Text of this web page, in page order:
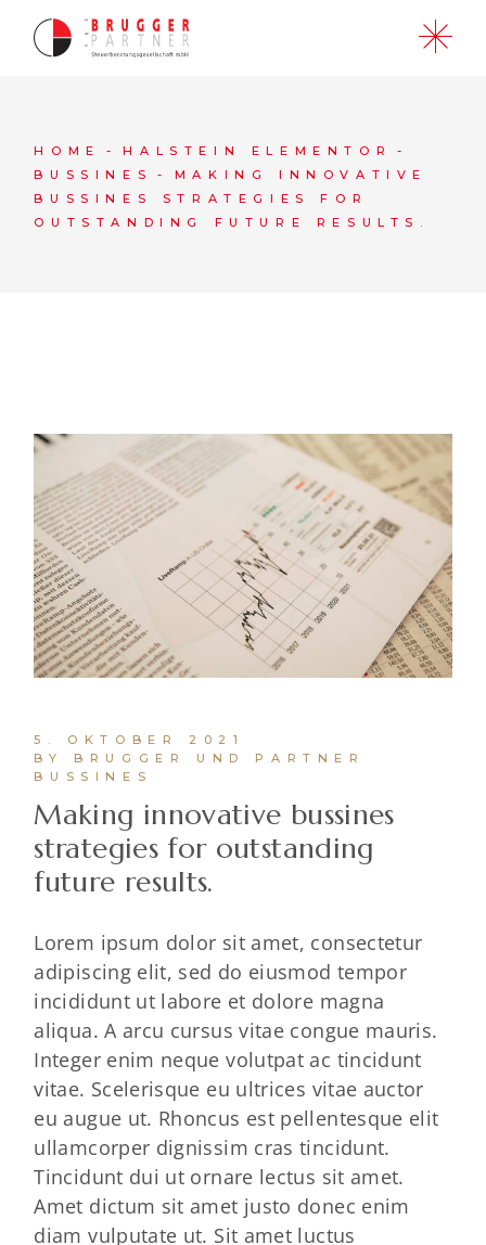
HOME
HALSTEIN ELEMENTOR
BUSSINES
MAKING INNOVATIVE
BUSSINES STRATEGIES FOR
OUTSTANDING FUTURE RESULTS.
5. OKTOBER 2021
BY BRUGGER UND PARTNER
BUSSINES
Making innovative bussines
strategies for outstanding
future results.
Lorem ipsum dolor sit amet, consectetur
adipiscing elit, sed do eiusmod tempor
incididunt ut labore et dolore magna
aliqua. A arcu cursus vitae congue mauris.
Integer enim neque volutpat ac tincidunt
vitae. Scelerisque eu ultrices vitae auctor
eu augue ut. Rhoncus est pellentesque elit
ullamcorper dignissim cras tincidunt.
Tincidunt dui ut ornare lectus sit amet.
Amet dictum sit amet justo donec enim
diam vulputate ut. Sit amet luctus